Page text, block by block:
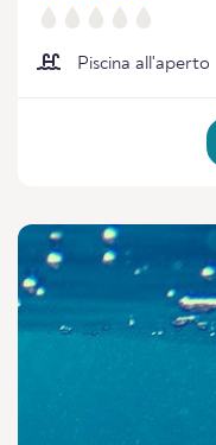
Piscina all'aperto